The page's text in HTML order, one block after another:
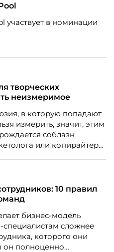
участвует в номинации
творческих
неизмеримое
в которую попадают
измерить, значит, этим
соблазн
или копирайтера
измеряем не ценность,
— это тот редкий
могут не
10 правил
бизнес-модель
сложнее
которого они
он полноценно